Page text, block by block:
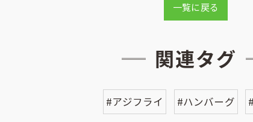
一覧に戻る
関連タグ
#アジフライ #ハンバーグ